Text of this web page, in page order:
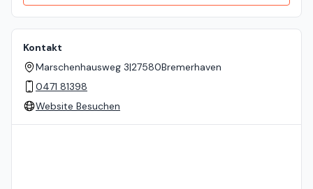
Kontakt
Marschenhausweg 3|27580Bremerhaven
0471 81398
Website Besuchen